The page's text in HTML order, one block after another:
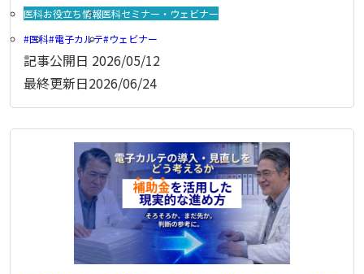
医科お役立ち情報医科セミナー・ウェビナー
医科 電子カルテ ウェビナー
記事公開日 2026/05/12
最終更新日2026/06/24